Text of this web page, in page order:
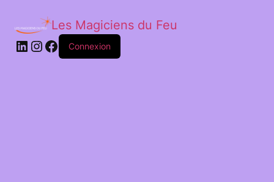
Les Magiciens du Feu
LinkedIn
Instagram
Facebook
Connexion